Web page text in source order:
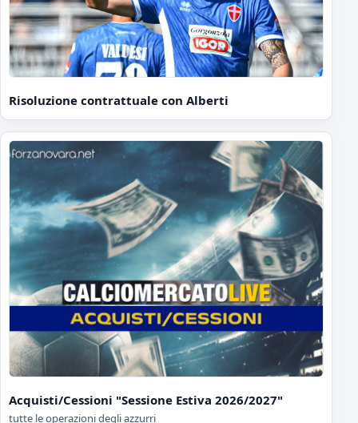
Risoluzione contrattuale con Alberti
Acquisti/Cessioni "Sessione Estiva 2026/2027"
tutte le operazioni degli azzurri